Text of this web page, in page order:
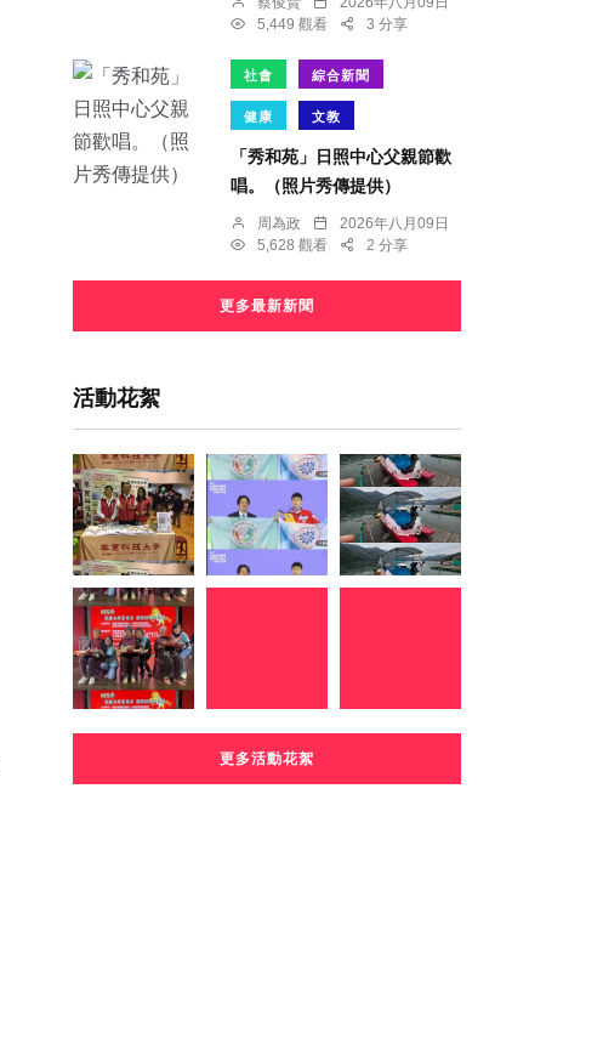
5,449 觀看
3 分享
社會 綜合新聞
健康 文教
「秀和苑」日照中心父親節歡
唱。（照片秀傳提供）
周為政
2026年八月09日
5,628 觀看
2 分享
更多最新新聞
活動花絮
更多活動花絮